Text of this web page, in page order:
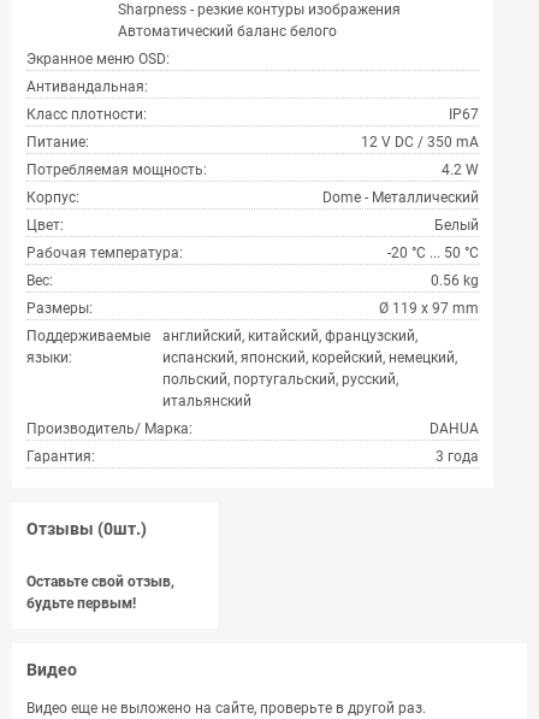
Sharpness - резкие контуры изображения
Автоматический баланс белого
Экранное меню OSD:
Антивандальная:
Класс плотности:
IP67
Питание:
12 V DC / 350 mA
Потребляемая мощность:
4.2 W
Корпус:
Dome - Металлический
Цвет:
Белый
Рабочая температура:
-20 °C ... 50 °C
Вес:
0.56 kg
Размеры:
Ø 119 x 97 mm
Поддерживаемые
языки:
английский, китайский, французский,
испанский, японский, корейский, немецкий,
польский, португальский, русский,
итальянский
Производитель/ Марка:
DAHUA
Гарантия:
3 года
Отзывы (0шт.)
Оставьте свой отзыв,
будьте первым!
Видео
Видео еще не выложено на сайте, проверьте в другой раз.